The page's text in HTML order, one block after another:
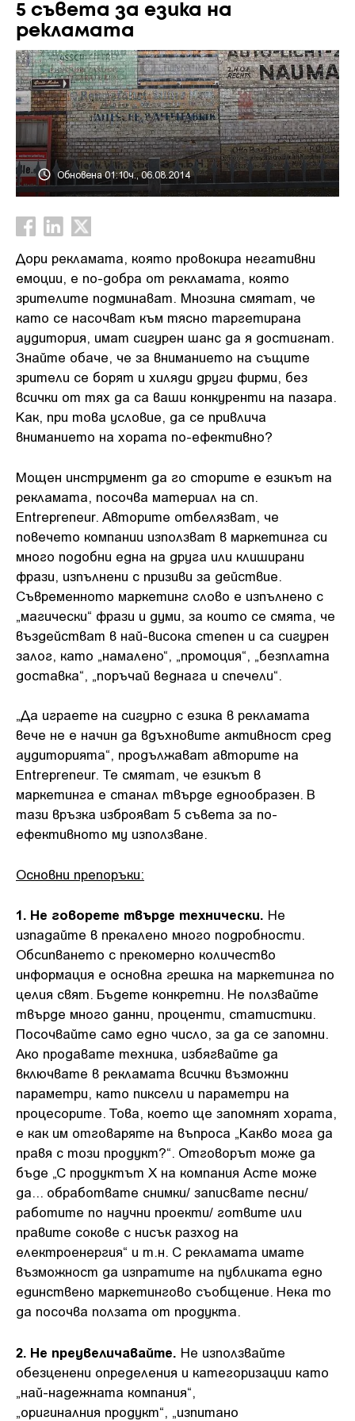
5 съвета за езика на
рекламата
Обновена 01:10ч., 06.08.2014
Дори рекламата, която провокира негативни
емоции, е по-добра от рекламата, която
зрителите подминават. Мнозина смятат, че
като се насочват към тясно таргетирана
аудитория, имат сигурен шанс да я достигнат.
Знайте обаче, че за вниманието на същите
зрители се борят и хиляди други фирми, без
всички от тях да са ваши конкуренти на пазара.
Как, при това условие, да се привлича
вниманието на хората по-ефективно?
Мощен инструмент да го сторите е езикът на
рекламата, посочва материал на сп.
Entrepreneur. Авторите отбелязват, че
повечето компании използват в маркетинга си
много подобни една на друга или клиширани
фрази, изпълнени с призиви за действие.
Съвременното маркетинг слово е изпълнено с
„магически“ фрази и думи, за които се смята, че
въздействат в най-висока степен и са сигурен
залог, като „намалено“, „промоция“, „безплатна
доставка“, „поръчай веднага и спечели“.
„Да играете на сигурно с езика в рекламата
вече не е начин да вдъхновите активност сред
аудиторията“, продължават авторите на
Entrepreneur. Те смятат, че езикът в
маркетинга е станал твърде еднообразен. В
тази връзка изброяват 5 съвета за по-
ефективното му използване.
Основни препоръки:
1. Не говорете твърде технически. Не
изпадайте в прекалено много подробности.
Обсипването с прекомерно количество
информация е основна грешка на маркетинга по
целия свят. Бъдете конкретни. Не ползвайте
твърде много данни, проценти, статистики.
Посочвайте само едно число, за да се запомни.
Ако продавате техника, избягвайте да
включвате в рекламата всички възможни
параметри, като пиксели и параметри на
процесорите. Това, което ще запомнят хората,
е как им отговаряте на въпроса „Какво мога да
правя с този продукт?“. Отговорът може да
бъде „С продуктът X на компания Acme може
да... обработвате снимки/ записвате песни/
работите по научни проекти/ готвите или
правите сокове с нисък разход на
електроенергия“ и т.н. С рекламата имате
възможност да изпратите на публиката едно
единствено маркетингово съобщение. Нека то
да посочва ползата от продукта.
2. Не преувеличавайте. Не използвайте
обезценени определения и категоризации като
„най-надежната компания“,
„оригиналния продукт“, „изпитано